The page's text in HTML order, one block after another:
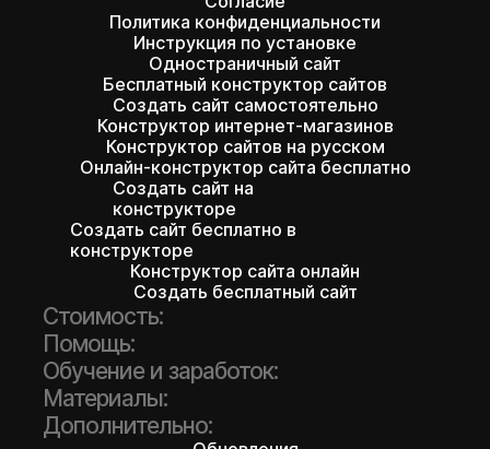
Политика конфиденциальности
Инструкция по установке
Одностраничный сайт
Бесплатный конструктор сайтов
Создать сайт самостоятельно
Конструктор интернет-магазинов
Конструктор сайтов на русском
Онлайн-конструктор сайта бесплатно
Создать сайт на
конструкторе
Создать сайт бесплатно в
конструкторе
Конструктор сайта онлайн
Создать бесплатный сайт
Стоимость:
Помощь:
Обучение и заработок:
Материалы:
Дополнительно: